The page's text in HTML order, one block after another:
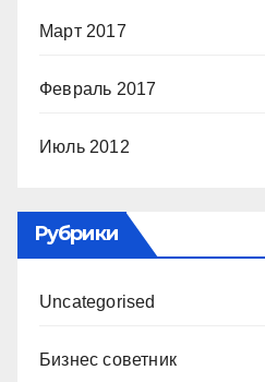
Март 2017
Февраль 2017
Июль 2012
Рубрики
Uncategorised
Бизнес советник